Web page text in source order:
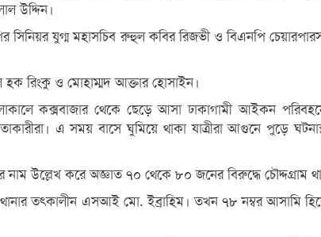
উদ্দিন।
যুগ্ম মহাসচিব রুহুল কবির রিজভী ও বিএনপি
হক রিংকু ও মোহাম্মদ আক্তার হোসাইন।
কক্সবাজার থেকে ছেড়ে আসা ঢাকাগামী আইকন
এ সময় বাসে ঘুমিয়ে থাকা যাত্রীরা আগুনে পুড়ে
উল্লেখ করে অজ্ঞাত ৭০ থেকে ৮০ জনের বিরুদ্ধে চৌদ্দগ্রাম
তৎকালীন এসআই মো. ইব্রাহিম। তখন ৭৮ নম্বর আসামি